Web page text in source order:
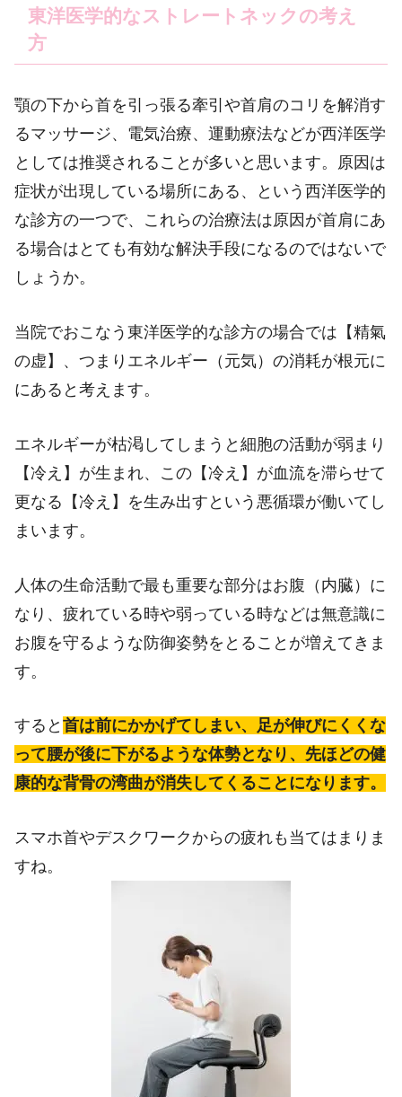
東洋医学的なストレートネックの考え
方
顎の下から首を引っ張る牽引や首肩のコリを解消す
るマッサージ、電気治療、運動療法などが西洋医学
としては推奨されることが多いと思います。原因は
症状が出現している場所にある、という西洋医学的
な診方の一つで、これらの治療法は原因が首肩にあ
る場合はとても有効な解決手段になるのではないで
しょうか。
当院でおこなう東洋医学的な診方の場合では【精氣
の虚】、つまりエネルギー（元気）の消耗が根元に
にあると考えます。
エネルギーが枯渇してしまうと細胞の活動が弱まり
【冷え】が生まれ、この【冷え】が血流を滞らせて
更なる【冷え】を生み出すという悪循環が働いてし
まいます。
人体の生命活動で最も重要な部分はお腹（内臓）に
なり、疲れている時や弱っている時などは無意識に
お腹を守るような防御姿勢をとることが増えてきま
す。
すると 首は前にかかげてしまい、足が伸びにくくな
って腰が後に下がるような体勢となり、先ほどの健
康的な背骨の湾曲が消失してくることになります。
スマホ首やデスクワークからの疲れも当てはまりま
すね。